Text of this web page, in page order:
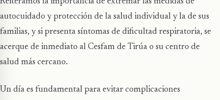
autocuidado y protección de la salud individual y la de sus
familias, y si presenta síntomas de dificultad respiratoria, se
acerque de inmediato al Cesfam de Tirúa o su centro de
salud más cercano.
Un día es fundamental para evitar complicaciones